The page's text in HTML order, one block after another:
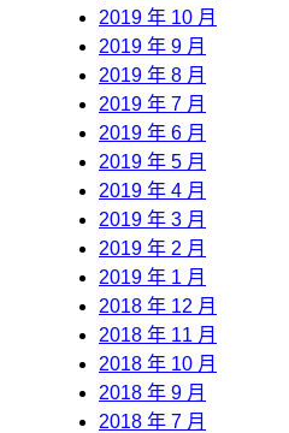
2019 年 10 月
2019 年 9 月
2019 年 8 月
2019 年 7 月
2019 年 6 月
2019 年 5 月
2019 年 4 月
2019 年 3 月
2019 年 2 月
2019 年 1 月
2018 年 12 月
2018 年 11 月
2018 年 10 月
2018 年 9 月
2018 年 7 月